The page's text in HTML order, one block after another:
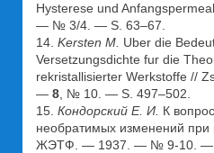
Hysterese und
— № 3/4. — S. 63–67.
14. Kersten M. Uber die
Versetzungsdichte fur die
rekristallisierter Werkstoffe //
— 8 , № 10. — S. 497–502.
15. Кондорский Е. И. К
необратимых изменений при
ЖЭТФ. — 1937. — № 9-10. —